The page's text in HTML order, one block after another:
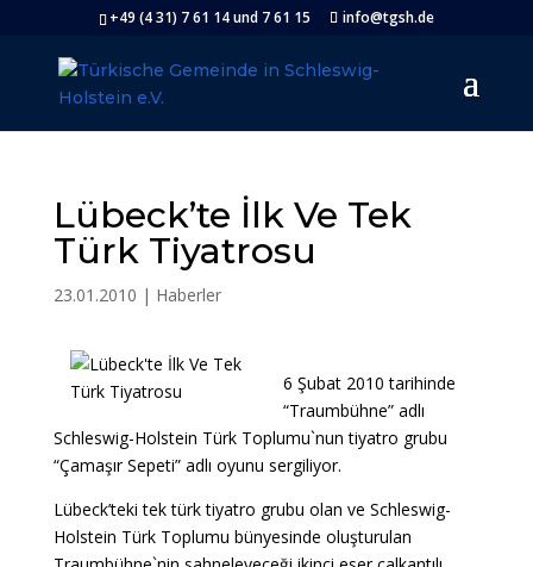
+49 (4 31) 7 61 14 und 7 61 15 info@tgsh.de
Lübeck’te İlk Ve Tek
Türk Tiyatrosu
23.01.2010 | Haberler
6 Şubat 2010 tarihinde
“Traumbühne” adlı
Schleswig-Holstein Türk Toplumu`nun tiyatro grubu
“Çamaşır Sepeti” adlı oyunu sergiliyor.
Lübeck’teki tek türk tiyatro grubu olan ve Schleswig-
Holstein Türk Toplumu bünyesinde oluşturulan